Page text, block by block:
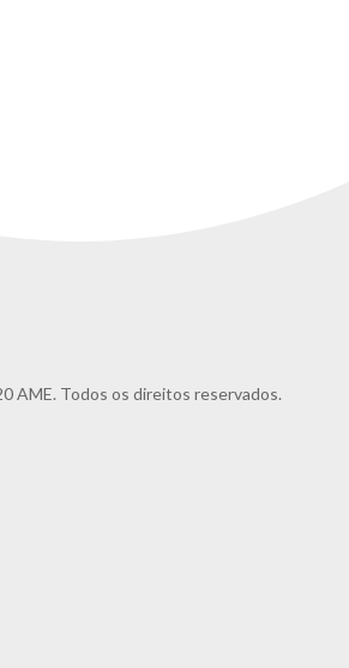
AME. Todos os direitos reservados.